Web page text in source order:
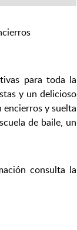
para toda la
y un delicioso
encierros y suelta
de baile, un
consulta la